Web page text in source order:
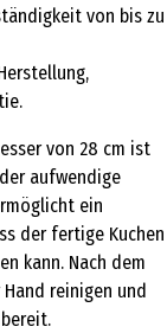
von bis zu
von 28 cm ist
aufwendige
ein
der fertige Kuchen
kann. Nach dem
reinigen und